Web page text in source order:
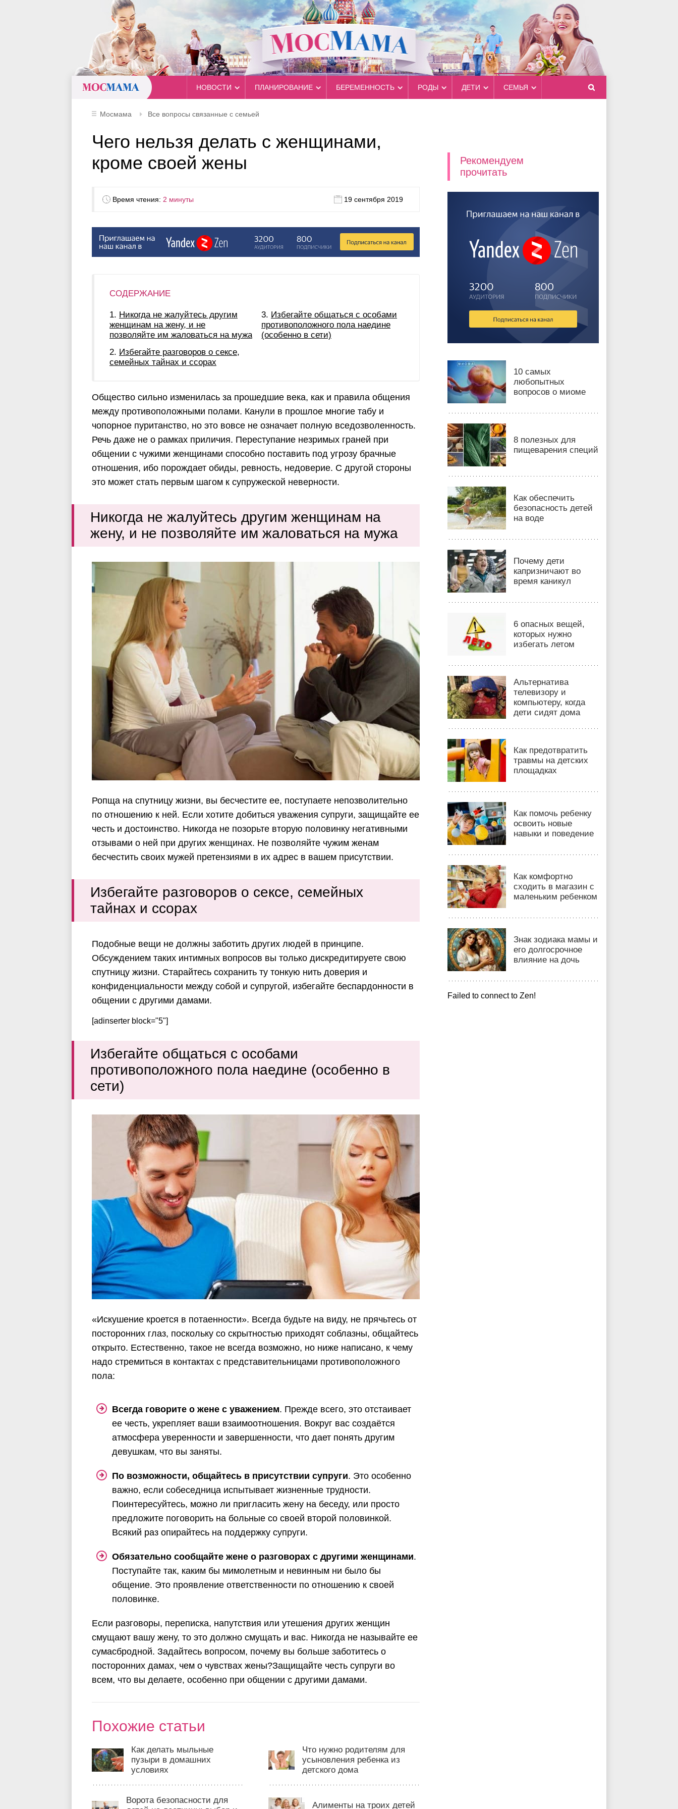
НОВОСТИ ПЛАНИРОВАНИЕ БЕРЕМЕННОСТЬ РОДЫ ДЕТИ СЕМЬЯ
Мосмама Все вопросы связанные с семьей
Чего нельзя делать с женщинами,
кроме своей жены
Время чтения: 2 минуты 19 сентября 2019
СОДЕРЖАНИЕ
Никогда не жалуйтесь другим
женщинам на жену, и не
позволяйте им жаловаться на мужа
Избегайте разговоров о сексе,
семейных тайнах и ссорах
Избегайте общаться с особами
противоположного пола наедине
(особенно в сети)
Общество сильно изменилась за прошедшие века, как и правила общения
между противоположными полами. Канули в прошлое многие табу и
чопорное пуританство, но это вовсе не означает полную вседозволенность.
Речь даже не о рамках приличия. Переступание незримых граней при
общении с чужими женщинами способно поставить под угрозу брачные
отношения, ибо порождает обиды, ревность, недоверие. С другой стороны
это может стать первым шагом к супружеской неверности.
Никогда не жалуйтесь другим женщинам на
жену, и не позволяйте им жаловаться на мужа
Ропща на спутницу жизни, вы бесчестите ее, поступаете непозволительно
по отношению к ней. Если хотите добиться уважения супруги, защищайте ее
честь и достоинство. Никогда не позорьте вторую половинку негативными
отзывами о ней при других женщинах. Не позволяйте чужим женам
бесчестить своих мужей претензиями в их адрес в вашем присутствии.
Избегайте разговоров о сексе, семейных
тайнах и ссорах
Подобные вещи не должны заботить других людей в принципе.
Обсуждением таких интимных вопросов вы только дискредитируете свою
спутницу жизни. Старайтесь сохранить ту тонкую нить доверия и
конфиденциальности между собой и супругой, избегайте беспардонности в
общении с другими дамами.
[adinserter block="5"]
Избегайте общаться с особами
противоположного пола наедине (особенно в
сети)
«Искушение кроется в потаенности». Всегда будьте на виду, не прячьтесь от
посторонних глаз, поскольку со скрытностью приходят соблазны, общайтесь
открыто. Естественно, такое не всегда возможно, но ниже написано, к чему
надо стремиться в контактах с представительницами противоположного
пола:
Всегда говорите о жене с уважением. Прежде всего, это отстаивает
ее честь, укрепляет ваши взаимоотношения. Вокруг вас создаётся
атмосфера уверенности и завершенности, что дает понять другим
девушкам, что вы заняты.
По возможности, общайтесь в присутствии супруги. Это особенно
важно, если собеседница испытывает жизненные трудности.
Поинтересуйтесь, можно ли пригласить жену на беседу, или просто
предложите поговорить на больные со своей второй половинкой.
Всякий раз опирайтесь на поддержку супруги.
Обязательно сообщайте жене о разговорах с другими женщинами.
Поступайте так, каким бы мимолетным и невинным ни было бы
общение. Это проявление ответственности по отношению к своей
половинке.
Если разговоры, переписка, напутствия или утешения других женщин
смущают вашу жену, то это должно смущать и вас. Никогда не называйте ее
сумасбродной. Задайтесь вопросом, почему вы больше заботитесь о
посторонних дамах, чем о чувствах жены?Защищайте честь супруги во
всем, что вы делаете, особенно при общении с другими дамами.
Похожие статьи
Как делать мыльные
пузыри в домашних
условиях
Что нужно родителям для
усыновления ребенка из
детского дома
Ворота безопасности для
Алименты на троих детей
Рекомендуем
прочитать
10 самых
любопытных
вопросов о миоме
8 полезных для
пищеварения специй
Как обеспечить
безопасность детей
на воде
Почему дети
капризничают во
время каникул
6 опасных вещей,
которых нужно
избегать летом
Альтернатива
телевизору и
компьютеру, когда
дети сидят дома
Как предотвратить
травмы на детских
площадках
Как помочь ребенку
освоить новые
навыки и поведение
Как комфортно
сходить в магазин с
маленьким ребенком
Знак зодиака мамы и
его долгосрочное
влияние на дочь
Failed to connect to Zen!